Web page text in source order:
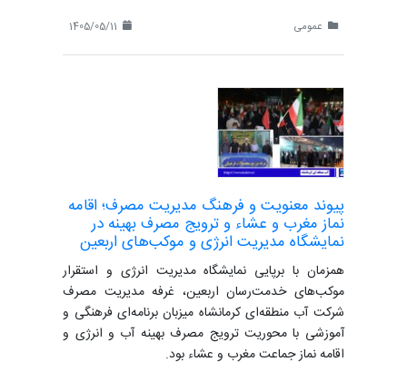
عمومی
پیوند معنویت و فرهنگ مدیریت مصرف؛ اقامه
نماز مغرب و عشاء و ترویج مصرف بهینه در
نمایشگاه مدیریت انرژی و موکب‌های اربعین
همزمان با برپایی نمایشگاه مدیریت انرژی و استقرار
موکب‌های خدمت‌رسان اربعین، غرفه مدیریت مصرف
شرکت آب منطقه‌ای کرمانشاه میزبان برنامه‌ای فرهنگی و
آموزشی با محوریت ترویج مصرف بهینه آب و انرژی و
اقامه نماز جماعت مغرب و عشاء بود.